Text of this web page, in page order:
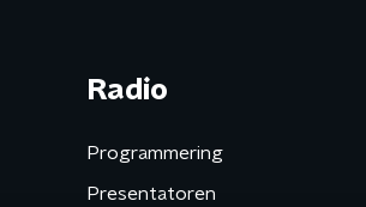
Radio
Programmering
Presentatoren